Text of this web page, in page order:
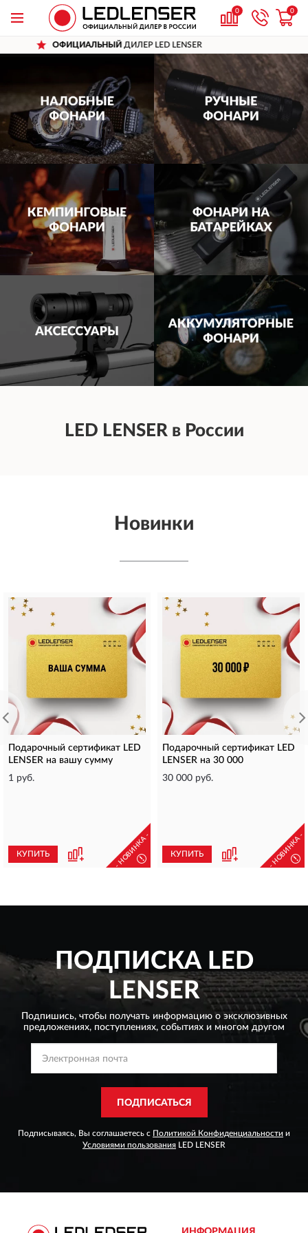
0 0
ДИЛЕР LED LENSER
LED LENSER в России
Новинки
Подарочный сертификат LED
LENSER на вашу сумму
1 руб.
КУПИТЬ - НОВИНКА -
!
Подарочный сертификат LED
LENSER на 30 000
30 000 руб.
КУПИТЬ - НОВИНКА -
!
ПОДПИСКАLED
LENSER
Подпишись, чтобы получать информацию о эксклюзивных
предложениях, поступлениях, событиях и многом другом
ПОДПИСАТЬСЯ
Подписываясь, Вы соглашаетесь с Политикой Конфиденциальности и
Условиями пользования LED LENSER